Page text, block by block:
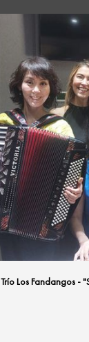
Trío Los Fandangos -